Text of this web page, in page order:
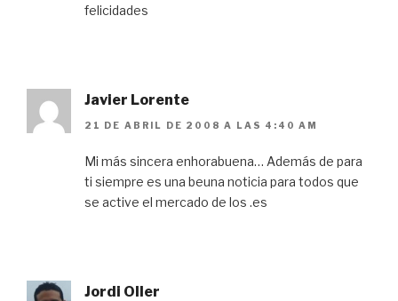
felicidades
Javier Lorente
21 DE ABRIL DE 2008 A LAS 4:40 AM
Mi más sincera enhorabuena… Además de para
ti siempre es una beuna noticia para todos que
se active el mercado de los .es
Jordi Oller